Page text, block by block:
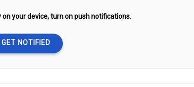
your device, turn on push notifications.
GET NOTIFIED